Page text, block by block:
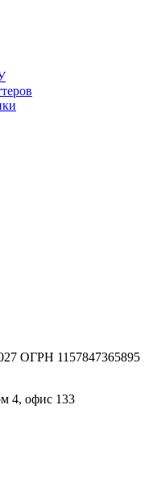
ОГРН 1157847365895
4, офис 133